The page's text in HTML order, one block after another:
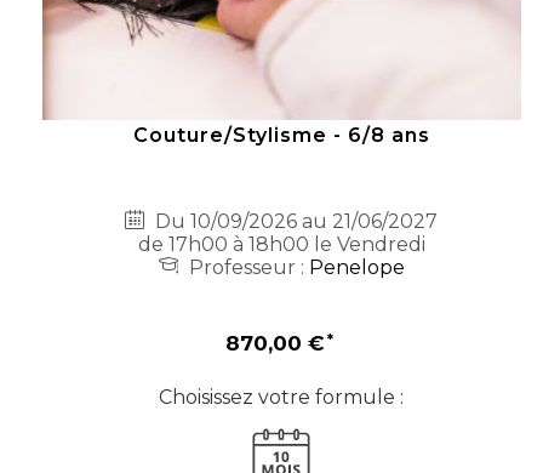
Couture/Stylisme - 6/8 ans
Du 10/09/2026 au 21/06/2027
de 17h00 à 18h00 le Vendredi
Professeur : Penelope
870,00 €
Choisissez votre formule :